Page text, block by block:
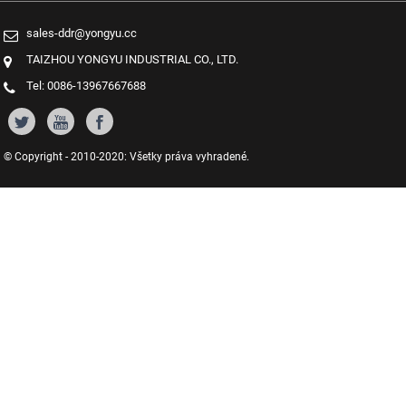
sales-ddr@yongyu.cc
TAIZHOU YONGYU INDUSTRIAL CO., LTD.
Tel: 0086-13967667688
© Copyright - 2010-2020: Všetky práva vyhradené.